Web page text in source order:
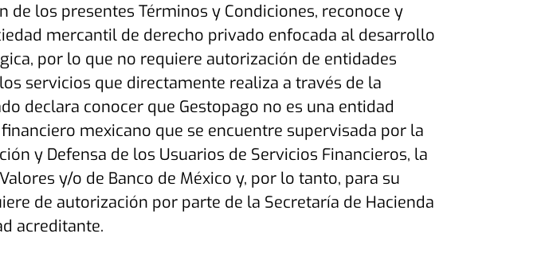
de los presentes Términos y Condiciones, reconoce y
mercantil de derecho privado enfocada al desarrollo
por lo que no requiere autorización de entidades
servicios que directamente realiza a través de la
declara conocer que Gestopago no es una entidad
mexicano que se encuentre supervisada por la
y Defensa de los Usuarios de Servicios Financieros, la
y/o de Banco de México y, por lo tanto, para su
de autorización por parte de la Secretaría de Hacienda
acreditante.